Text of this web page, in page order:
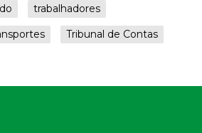
trabalhadores
Tribunal de Contas